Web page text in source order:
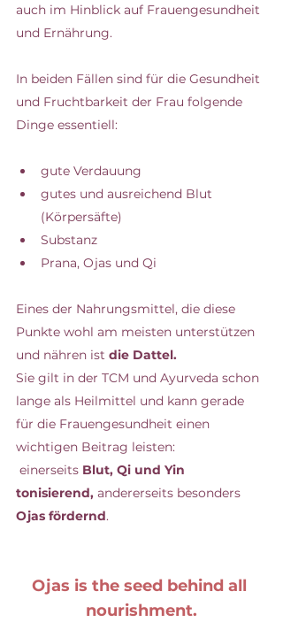
auch im Hinblick auf Frauengesundheit
und Ernährung.
In beiden Fällen sind für die Gesundheit
und Fruchtbarkeit der Frau folgende
Dinge essentiell:
gute Verdauung
gutes und ausreichend Blut
(Körpersäfte)
Substanz
Prana, Ojas und Qi
Eines der Nahrungsmittel, die diese
Punkte wohl am meisten unterstützen
und nähren ist die Dattel.
Sie gilt in der TCM und Ayurveda schon
lange als Heilmittel und kann gerade
für die Frauengesundheit einen
wichtigen Beitrag leisten:
einerseits Blut, Qi und Yin
tonisierend, andererseits besonders
Ojas fördernd.
Ojas is the seed behind all
nourishment.